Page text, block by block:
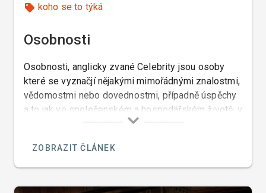
koho se to týká
Osobnosti
Osobnosti, anglicky zvané Celebrity jsou osoby
které se vyznačjí nějakými mimořádnými znalostmi,
vědomostmi nebo dovednostmi, případně úspěchy
a to jak ve společenském a hospodářském životě, v
byznise, ve sportu, politice, literatuře či umění.
ZOBRAZIT ČLÁNEK